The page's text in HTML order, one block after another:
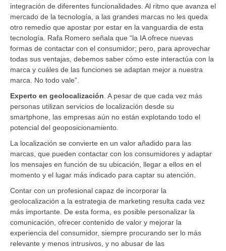
integración de diferentes funcionalidades. Al ritmo que avanza el
mercado de la tecnología, a las grandes marcas no les queda
otro remedio que apostar por estar en la vanguardia de esta
tecnología. Rafa Romero señala que “la IA ofrece nuevas
formas de contactar con el consumidor; pero, para aprovechar
todas sus ventajas, debemos saber cómo este interactúa con la
marca y cuáles de las funciones se adaptan mejor a nuestra
marca. No todo vale”.
Experto en geolocalización . A pesar de que cada vez más
personas utilizan servicios de localización desde su
smartphone, las empresas aún no están explotando todo el
potencial del geoposicionamiento.
La localización se convierte en un valor añadido para las
marcas, que pueden contactar con los consumidores y adaptar
los mensajes en función de su ubicación, llegar a ellos en el
momento y el lugar más indicado para captar su atención.
Contar con un profesional capaz de incorporar la
geolocalización a la estrategia de marketing resulta cada vez
más importante. De esta forma, es posible personalizar la
comunicación, ofrecer contenido de valor y mejorar la
experiencia del consumidor, siempre procurando ser lo más
relevante y menos intrusivos, y no abusar de las